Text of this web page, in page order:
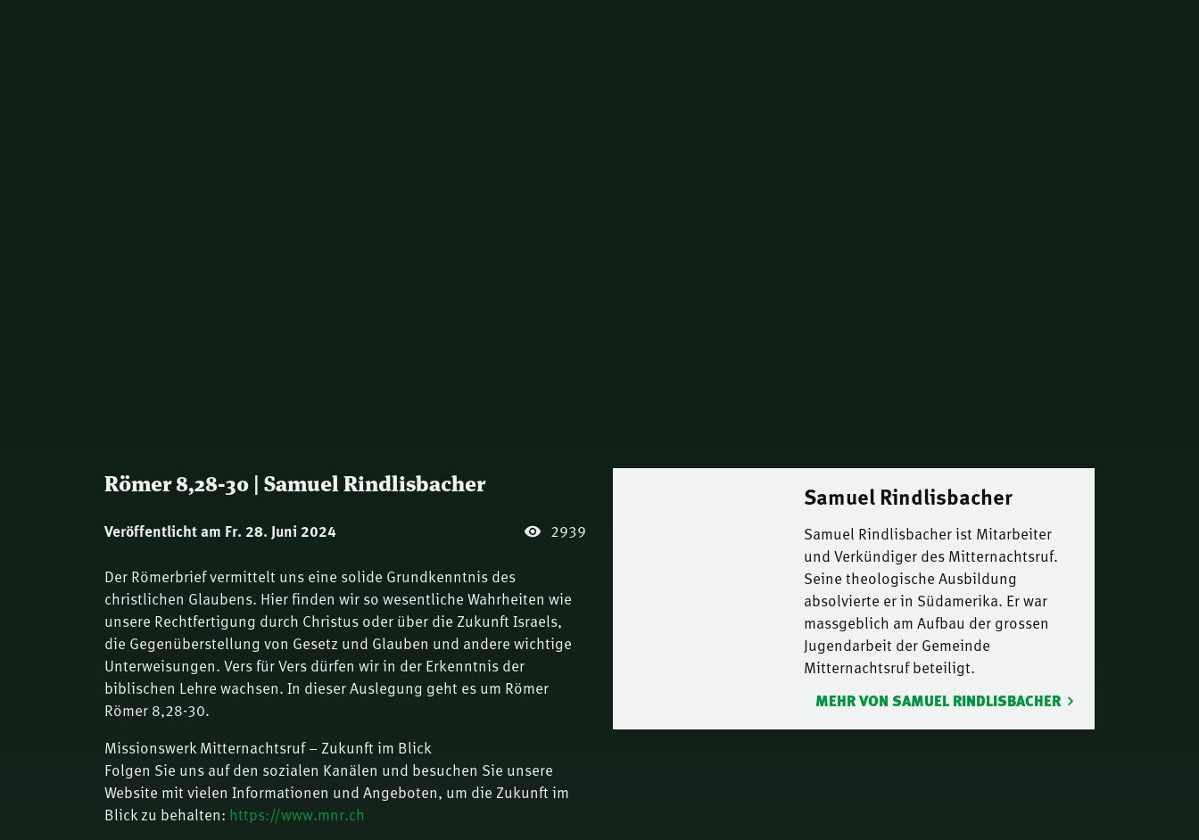
Römer 8,28-30 | Samuel Rindlisbacher
Veröffentlicht am Fr. 28. Juni 2024 2939
Der Römerbrief vermittelt uns eine solide Grundkenntnis des
christlichen Glaubens. Hier finden wir so wesentliche Wahrheiten wie
unsere Rechtfertigung durch Christus oder über die Zukunft Israels,
die Gegenüberstellung von Gesetz und Glauben und andere wichtige
Unterweisungen. Vers für Vers dürfen wir in der Erkenntnis der
biblischen Lehre wachsen. In dieser Auslegung geht es um Römer
Römer 8,28-30.
Missionswerk Mitternachtsruf – Zukunft im Blick
Folgen Sie uns auf den sozialen Kanälen und besuchen Sie unsere
Website mit vielen Informationen und Angeboten, um die Zukunft im
Blick zu behalten: https://www.mnr.ch
Samuel Rindlisbacher
Samuel Rindlisbacher ist Mitarbeiter
und Verkündiger des Mitternachtsruf.
Seine theologische Ausbildung
absolvierte er in Südamerika. Er war
massgeblich am Aufbau der grossen
Jugendarbeit der Gemeinde
Mitternachtsruf beteiligt.
MEHR VON SAMUEL RINDLISBACHER